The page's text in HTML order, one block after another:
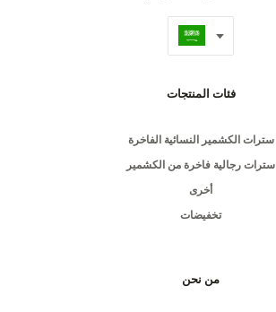
فئات المنتجات
سترات الكشمير النسائية الفاخرة
سترات رجالية فاخرة من الكشمير
أخرى
تخفيضات
من نحن